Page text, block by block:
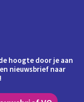
hoogte door je aan
nieuwsbrief naar